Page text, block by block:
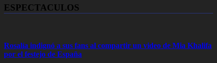
ESPECTACULOS
Rosalía indignó a sus fans al compartir un video de Mia Khalifa
por el festejo de España